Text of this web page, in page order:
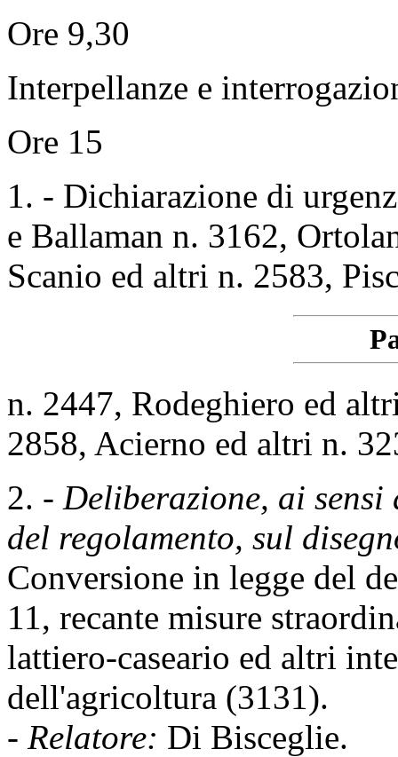
Ore 9,30
Interpellanze e
Ore 15
1. - Dichiarazione di
e Ballaman n. 3162,
Scanio ed altri n. 2583,
n. 2447, Rodeghiero ed
2858, Acierno ed altri n.
2. - Deliberazione, ai
del regolamento, sul
Conversione in legge del
11, recante misure
lattiero-caseario ed altri
dell'agricoltura (3131).
- Relatore: Di Bisceglie.